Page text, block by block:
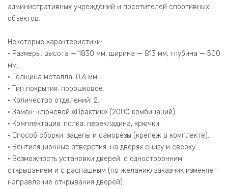
административных учреждений и посетителей спортивных
объектов.
Некоторые характеристики:
• Размеры: высота — 1830 мм, ширина — 813 мм, глубина — 500
мм.
• Толщина металла: 0,6 мм.
• Тип покрытия: порошковое.
• Количество отделений: 2.
• Замок: ключевой «Практик» (2000 комбинаций).
• Комплектация: полка, перекладина, крючки.
• Способ сборки: зацепы и саморезы (крепеж в комплекте).
• Вентиляционные отверстия: на дверях снизу и сверху.
• Возможность установки дверей: с односторонним
открыванием и с распашным (по желанию заказчик изменяет
направление открывания дверей).